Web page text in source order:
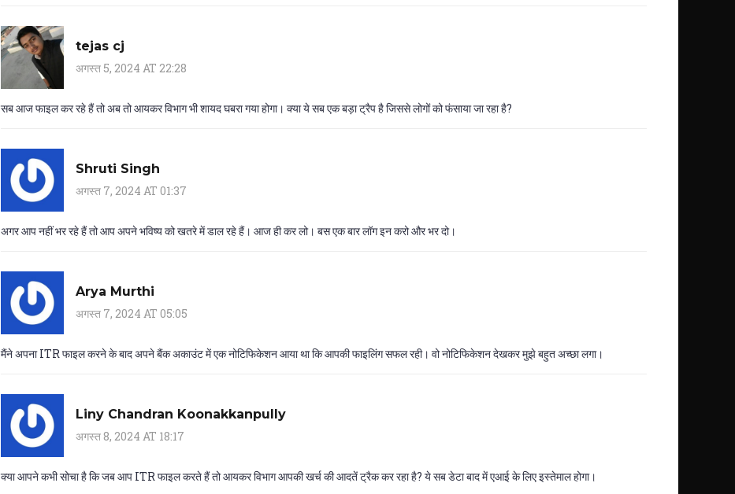
tejas cj
अगस्त 5, 2024 AT 22:28
सब आज फाइल कर रहे हैं तो अब तो आयकर विभाग भी शायद घबरा गया होगा। क्या ये सब एक बड़ा ट्रैप है जिससे लोगों को फंसाया जा रहा है?
Shruti Singh
अगस्त 7, 2024 AT 01:37
अगर आप नहीं भर रहे हैं तो आप अपने भविष्य को खतरे में डाल रहे हैं। आज ही कर लो। बस एक बार लॉग इन करो और भर दो।
Arya Murthi
अगस्त 7, 2024 AT 05:05
मैंने अपना ITR फाइल करने के बाद अपने बैंक अकाउंट में एक नोटिफिकेशन आया था कि आपकी फाइलिंग सफल रही। वो नोटिफिकेशन देखकर मुझे बहुत अच्छा लगा।
Liny Chandran Koonakkanpully
अगस्त 8, 2024 AT 18:17
क्या आपने कभी सोचा है कि जब आप ITR फाइल करते हैं तो आयकर विभाग आपकी खर्च की आदतें ट्रैक कर रहा है? ये सब डेटा बाद में एआई के लिए इस्तेमाल होगा।